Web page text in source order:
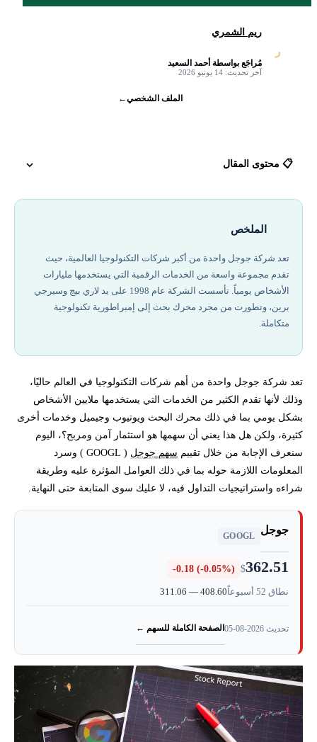
ر
ريم الشمري
مُراجَع بواسطة أحمد السعيد
آخر تحديث: 14 يونيو 2026
الملف الشخصي←
📋 محتوى المقال
العوامل المؤثرة على سعر السهم
كيفية شراء وتداول سهم Google في 2026
أفضل شركات تداول مرخصة في 2026
أفضل استراتيجيات تداول سهم جوجل
مستقبل Google والفرص الاستثمارية
هل تريد معرفة المزيد عن سعر سهم جوجل وارباحه ؟
الملخص
تعد شركة جوجل واحدة من أكبر شركات التكنولوجيا العالمية، حيث
تقدم مجموعة واسعة من الخدمات الرقمية التي يستخدمها مليارات
الأشخاص يومياً. تأسست الشركة عام 1998 على يد لاري بيج وسيرجي
برين، وتطورت من مجرد محرك بحث إلى إمبراطورية تكنولوجية
متكاملة.
تعد شركة جوجل واحدة من أهم شركات التكنولوجيا في العالم حاليًا،
وذلك لأنها تقدم الكثير من الخدمات التي يستخدمها ملايين الأشخاص
بشكل يومي بما في ذلك محرك البحث ويوتيوب وجيميل وخدمات أخرى
كثيرة، ولكن هل هذا يعني أن سهمها هو استثمار آمن ومربح؟، اليوم
سنعرف الإجابة من خلال تقييم سهم جوجل
( GOOGL ) وسرد
المعلومات اللازمة حوله بما في ذلك العوامل المؤثرة عليه وطريقة
شراءه واستراتيجيات التداول فيه، لا عليك سوى المتابعة حتى النهاية.
جوجل
GOOGL
362.51
$
-0.18 (-0.05%)
نطاق 52 أسبوعاً 311.06 — 408.60
تحديث 2026-08-05 الصفحة الكاملة للسهم ←